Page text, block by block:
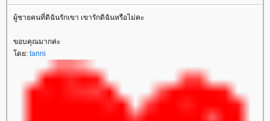
ผู้ชายคนที่ดิฉันรักเขา เขารักดิฉันหรือไม่คะ
ขอบคุณมากค่ะ
ดย: tanni